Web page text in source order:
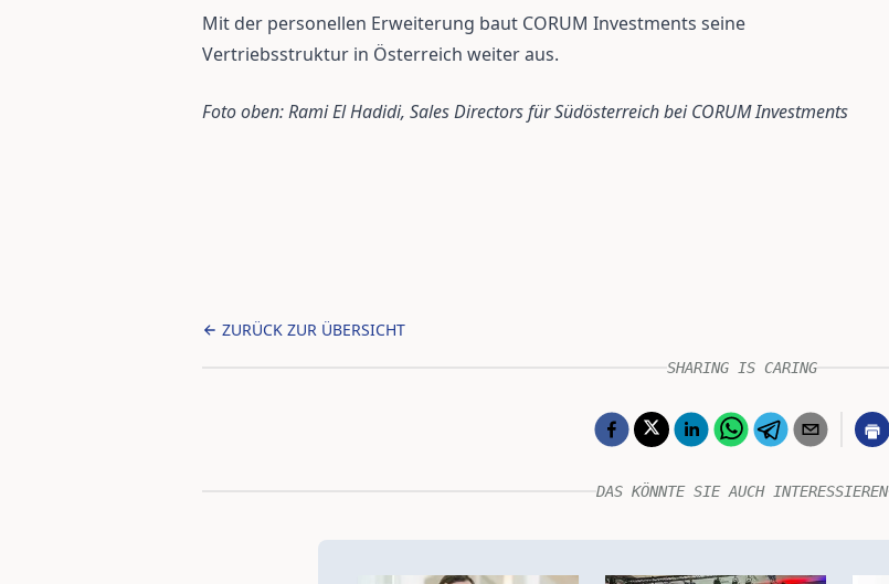
Mit der personellen Erweiterung baut CORUM Investments seine
Vertriebsstruktur in Österreich weiter aus.
Foto oben: Rami El Hadidi, Sales Directors für Südösterreich bei CORUM Investments
ZURÜCK ZUR ÜBERSICHT
SHARING IS CARING
DAS KÖNNTE SIE AUCH INTERESSIEREN